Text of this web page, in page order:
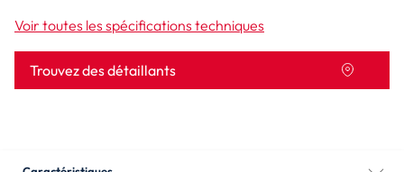
Voir toutes les spécifications techniques
Trouvez des détaillants